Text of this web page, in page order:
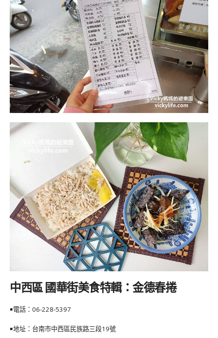
中西區 國華街美食特輯：金德春捲
￭電話： 06-228-5397
￭地址：台南市中西區民族路三段19號